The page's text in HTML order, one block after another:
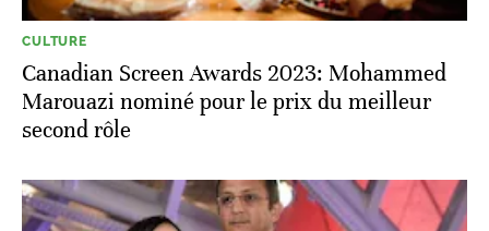
CULTURE
Canadian Screen Awards 2023: Mohammed
Marouazi nominé pour le prix du meilleur
second rôle